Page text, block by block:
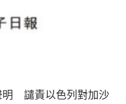
明 譴責以色列對加沙